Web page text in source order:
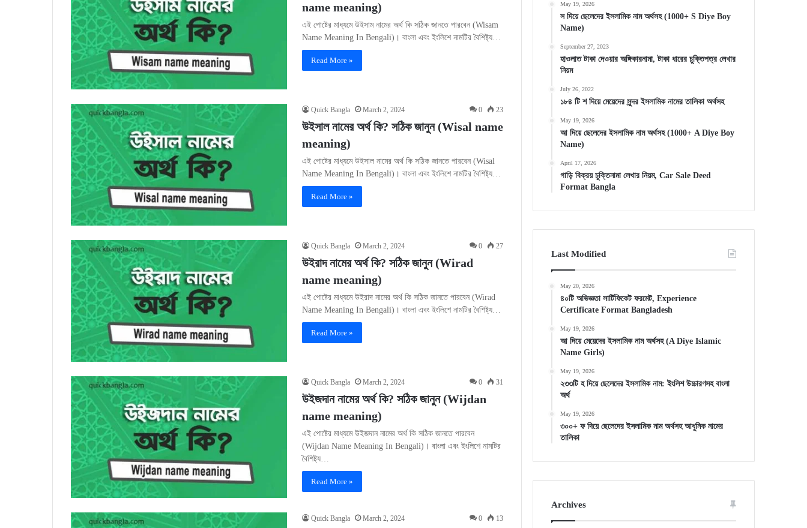
name meaning)
এই পোষ্টের মাধ্যমে উইসাম নামের অর্থ কি সঠিক জানতে পারবেন (Wisam
Name Meaning In Bengali)। বাংলা এবং ইংলিশে নামটির বৈশিষ্ট্য…
Read More »
Quick Bangla March 2, 2024 0 23
উইসাল নামের অর্থ কি? সঠিক জানুন (Wisal name
meaning)
এই পোষ্টের মাধ্যমে উইসাল নামের অর্থ কি সঠিক জানতে পারবেন (Wisal
Name Meaning In Bengali)। বাংলা এবং ইংলিশে নামটির বৈশিষ্ট্য…
Read More »
Quick Bangla March 2, 2024 0 27
উইরাদ নামের অর্থ কি? সঠিক জানুন (Wirad
name meaning)
এই পোষ্টের মাধ্যমে উইরাদ নামের অর্থ কি সঠিক জানতে পারবেন (Wirad
Name Meaning In Bengali)। বাংলা এবং ইংলিশে নামটির বৈশিষ্ট্য…
Read More »
Quick Bangla March 2, 2024 0 31
উইজদান নামের অর্থ কি? সঠিক জানুন (Wijdan
name meaning)
এই পোষ্টের মাধ্যমে উইজদান নামের অর্থ কি সঠিক জানতে পারবেন
(Wijdan Name Meaning In Bengali)। বাংলা এবং ইংলিশে নামটির
বৈশিষ্ট্য…
Read More »
Quick Bangla March 2, 2024 0 13
May 19, 2026
স দিয়ে ছেলেদের ইসলামিক নাম অর্থসহ (1000+ S Diye Boy
Name)
September 27, 2023
হাওলাত টাকা দেওয়ার অঙ্গিকারনামা, টাকা ধারের চুক্তিপত্র লেখার
নিয়ম
July 26, 2022
১৮৪ টি শ দিয়ে মেয়েদের সুন্দর ইসলামিক নামের তালিকা অর্থসহ
May 19, 2026
আ দিয়ে ছেলেদের ইসলামিক নাম অর্থসহ (1000+ A Diye Boy
Name)
April 17, 2026
গাড়ি বিক্রয় চুক্তিনামা লেখার নিয়ম, Car Sale Deed
Format Bangla
Last Modified
May 20, 2026
৪০টি অভিজ্ঞতা সার্টিফিকেট ফরমেট, Experience
Certificate Format Bangladesh
May 19, 2026
আ দিয়ে মেয়েদের ইসলামিক নাম অর্থসহ (A Diye Islamic
Name Girls)
May 19, 2026
২৩৩টি হ দিয়ে ছেলেদের ইসলামিক নাম: ইংলিশ উচ্চারণসহ বাংলা
অর্থ
May 19, 2026
৩০০+ ফ দিয়ে ছেলেদের ইসলামিক নাম অর্থসহ আধুনিক নামের
তালিকা
Archives